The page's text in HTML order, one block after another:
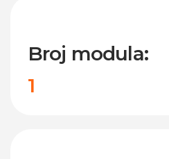
Broj modula:
1